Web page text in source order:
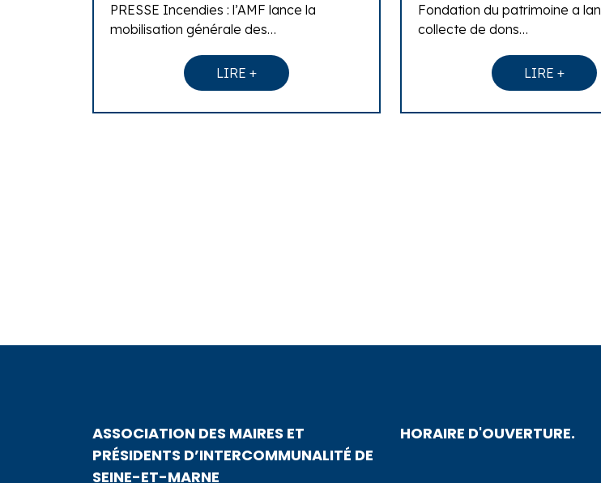
PRESSE Incendies : l’AMF lance la
mobilisation générale des…
LIRE +
Fondation du patrimoine a
collecte de dons…
LIRE +
ASSOCIATION DES MAIRES ET
PRÉSIDENTS D’INTERCOMMUNALITÉ DE
SEINE-ET-MARNE
HORAIRE D'OUVERTURE.